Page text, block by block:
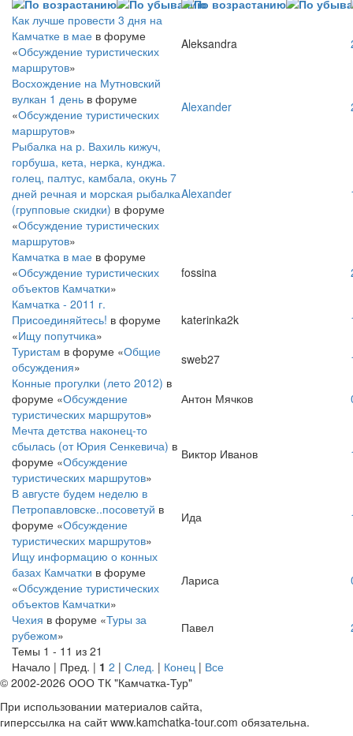
Как лучше провести 3 дня на
Камчатке в мае в форуме
«Обсуждение туристических
маршрутов»
Aleksandra
Восхождение на Мутновский
вулкан 1 день в форуме
«Обсуждение туристических
маршрутов»
Alexander
Рыбалка на р. Вахиль кижуч,
горбуша, кета, нерка, кунджа.
голец, палтус, камбала, окунь 7
дней речная и морская рыбалка
(групповые скидки) в форуме
«Обсуждение туристических
маршрутов»
Alexander
Камчатка в мае в форуме
«Обсуждение туристических
объектов Камчатки»
fossina
Камчатка - 2011 г.
Присоединяйтесь! в форуме
«Ищу попутчика»
katerinka2k
Туристам в форуме «Общие
обсуждения» sweb27
Конные прогулки (лето 2012) в
форуме «Обсуждение
туристических маршрутов»
Антон Мячков
Мечта детства наконец-то
сбылась (от Юрия Сенкевича) в
форуме «Обсуждение
туристических маршрутов»
Виктор Иванов
В августе будем неделю в
Петропавловске..посоветуй в
форуме «Обсуждение
туристических маршрутов»
Ида
Ищу информацию о конных
базах Камчатки в форуме
«Обсуждение туристических
объектов Камчатки»
Лариса
Чехия в форуме «Туры за
рубежом» Павел
Темы 1 - 11 из 21
Начало | Пред. | 1 2 | След. | Конец | Все
© 2002-2026 ООО ТК "Камчатка-Тур"
При использовании материалов сайта,
гиперссылка на сайт www.kamchatka-tour.com обязательна.